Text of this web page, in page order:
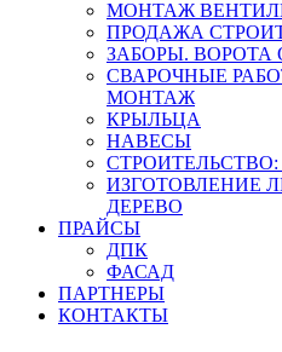
МОНТАЖ
ПРОДАЖА
ЗАБОРЫ.
СВАРОЧНЫЕ
МОНТАЖ
КРЫЛЬЦА
НАВЕСЫ
ИЗГОТОВЛЕНИЕ
ДЕРЕВО
ПРАЙСЫ
ДПК
ФАСАД
ПАРТНЕРЫ
КОНТАКТЫ